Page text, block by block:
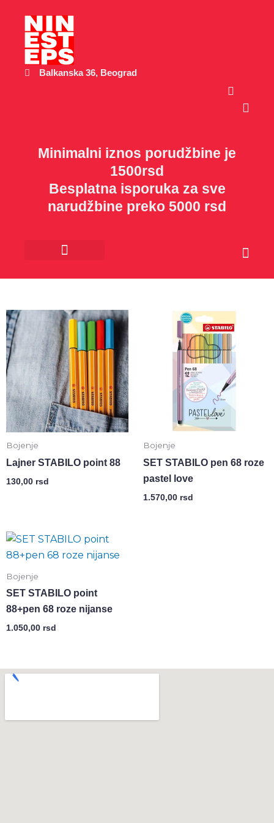
садржај
Balkanska 36, Beograd
Cart
Minimalni iznos porudžbine je
1500rsd
Besplatna isporuka za sve
narudžbine preko 5000 rsd
Cart
Bojenje
Lajner STABILO point 88
130,00 rsd
Bojenje
SET STABILO pen 68 roze
pastel love
1.570,00 rsd
Bojenje
SET STABILO point
88+pen 68 roze nijanse
1.050,00 rsd